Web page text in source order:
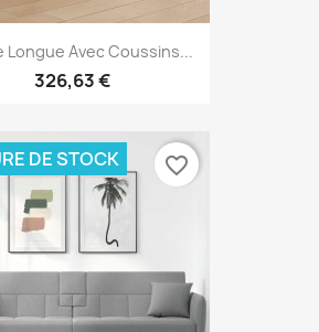
Longue Avec Coussins...
326,63 €
DE STOCK favorite_border